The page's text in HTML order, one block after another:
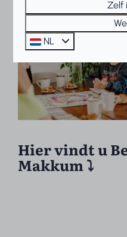
Hier vindt u
Makkum ⤵
Zelf
NL